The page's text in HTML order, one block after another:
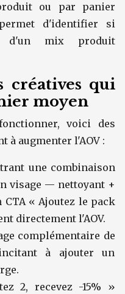
ou par panier
d'identifier si
d'un mix produit
créatives qui
moyen
voici des
à augmenter l'AOV :
une combinaison
visage — nettoyant +
CTA « Ajoutez le pack
directement l'AOV.
complémentaire de
à ajouter un
2, recevez -15% »